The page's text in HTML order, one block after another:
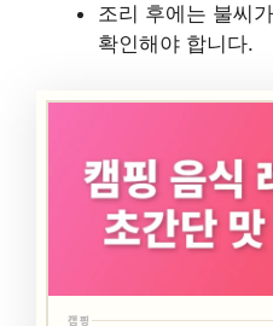
조리 후에는 불씨
확인해야 합니다.
캠핑